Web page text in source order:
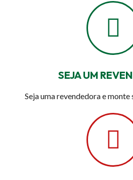
SEJA UM
Seja uma revendedora e